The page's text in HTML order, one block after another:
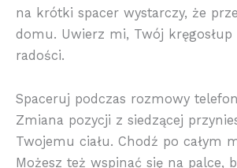
na krótki spacer wystarczy, że
domu. Uwierz mi, Twój kręgosłup
radości.
Spaceruj podczas rozmowy
Zmiana pozycji z siedzącej
Twojemu ciału. Chodź po całym
Możesz też wspinać się na palce,